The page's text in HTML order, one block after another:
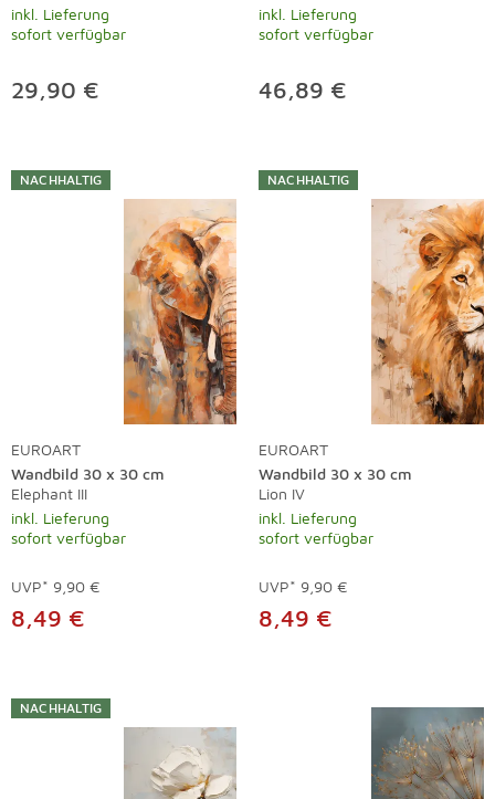
inkl. Lieferung
sofort verfügbar
29,90 €
inkl. Lieferung
sofort verfügbar
46,89 €
NACHHALTIG
EUROART
Wandbild 30 x 30 cm
Elephant III
inkl. Lieferung
sofort verfügbar
UVP* 9,90 €
8,49 €
NACHHALTIG
EUROART
Wandbild 30 x 30 cm
Lion IV
inkl. Lieferung
sofort verfügbar
UVP* 9,90 €
8,49 €
NACHHALTIG